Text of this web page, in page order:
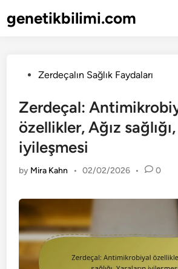
togenetikbilimi.com
PostedZerdeçalın Sağlık Faydaları
Zerdeçal:
özellikler, Ağız
iyileşmesi
by Mira Kahn • 02/02/2026 • 0